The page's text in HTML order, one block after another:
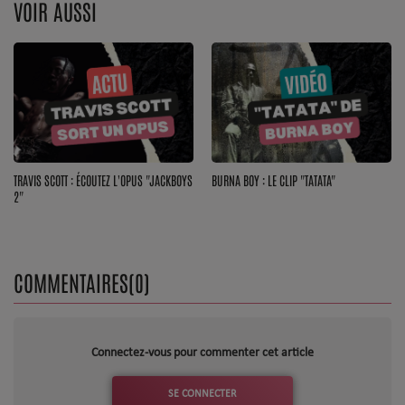
Top Soul Addict
Wiki RnB
SOUL ADDICT RADIO
Grille des programmes
MY SOUL ADDICT
L'équipe Soul Addict
VOIR AUSSI
TRAVIS SCOTT : ÉCOUTEZ L'OPUS "JACKBOYS
2"
BURNA BOY : LE CLIP "TATATA"
COMMENTAIRES(0)
Connectez-vous pour commenter cet article
SE CONNECTER